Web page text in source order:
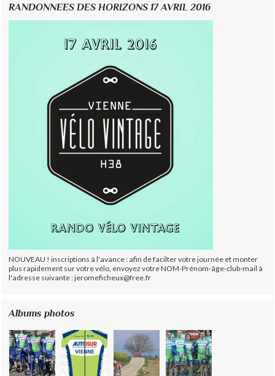
RANDONNEES DES HORIZONS 17 AVRIL 2016
NOUVEAU ! inscriptions à l'avance : afin de facilter votre journée et monter
plus rapidement sur votre vélo, envoyez votre NOM-Prénom-âge-club-mail à
l'adresse suivante : jeromeficheux@free.fr
Albums photos